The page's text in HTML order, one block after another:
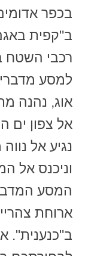
בכפר
ב"קפית
רכבי השטח
אוג, נהנה
אל צפון ים
נגיע אל
וניכנס אל
המסע
ארוחת
ב"כנענית".